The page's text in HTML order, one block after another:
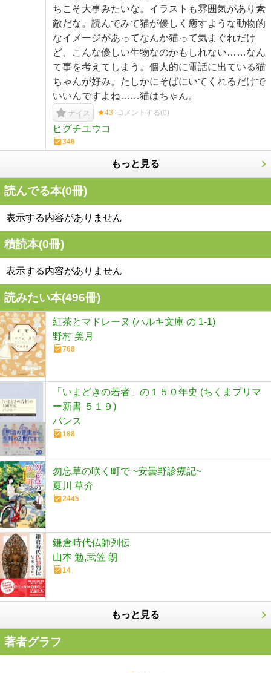
ちこそ大事みたいな。イラストも雰囲気があり素
敵だな。読んでみて猫が優しく癒すような動物的
なイメージがあってなんか猫って気まぐれだけ
ど、こんな優しい生物なのかもしれない……なん
て事を考えてしまう。個人的に電話に出ている猫
ちゃんが好み。たしかにそばにいてくれるだけで
いいんですよね……猫はちゃん。
ナイス ★43 コメントする(0)
ヒグチユウコ
346
もっと見る
読んでる本(0冊)
表示する内容がありません
積読本(0冊)
表示する内容がありません
読みたい本(496冊)
紅茶とマドレーヌ (ハルキ文庫 の 1-1)
野村 美月
768
「いまどきの若者」の１５０年史 (ちくまプリマ
ー新書 ５１９)
パンス
188
勿忘草の咲く町で ~安曇野診療記~
夏川 草介
2445
鎌倉時代仏師列伝
山本 勉,武笠 朗
14
もっと見る
著者グラフ